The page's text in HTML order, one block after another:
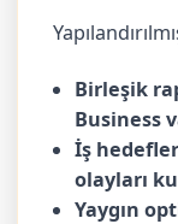
Birleşik
Business
İş
olayları
Yaygın